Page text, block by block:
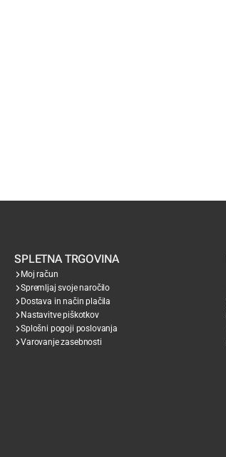
SPLETNA TRGOVINA
Moj račun
Spremljaj svoje naročilo
Dostava in način plačila
Nastavitve piškotkov
Splošni pogoji poslovanja
Varovanje zasebnosti